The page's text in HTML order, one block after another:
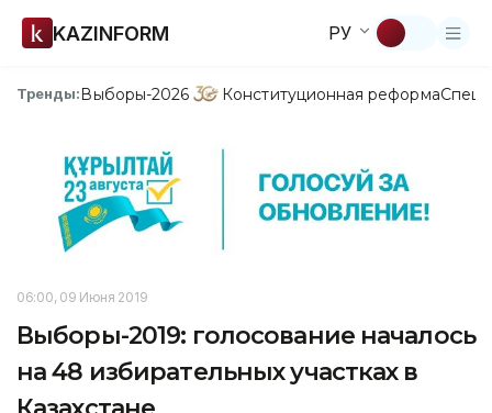
KAZINFORM РУ
Тренды:Выборы-2026 Конституционная реформа
06:00, 09 Июня 2019
Выборы-2019: голосование началось
на 48 избирательных участках в